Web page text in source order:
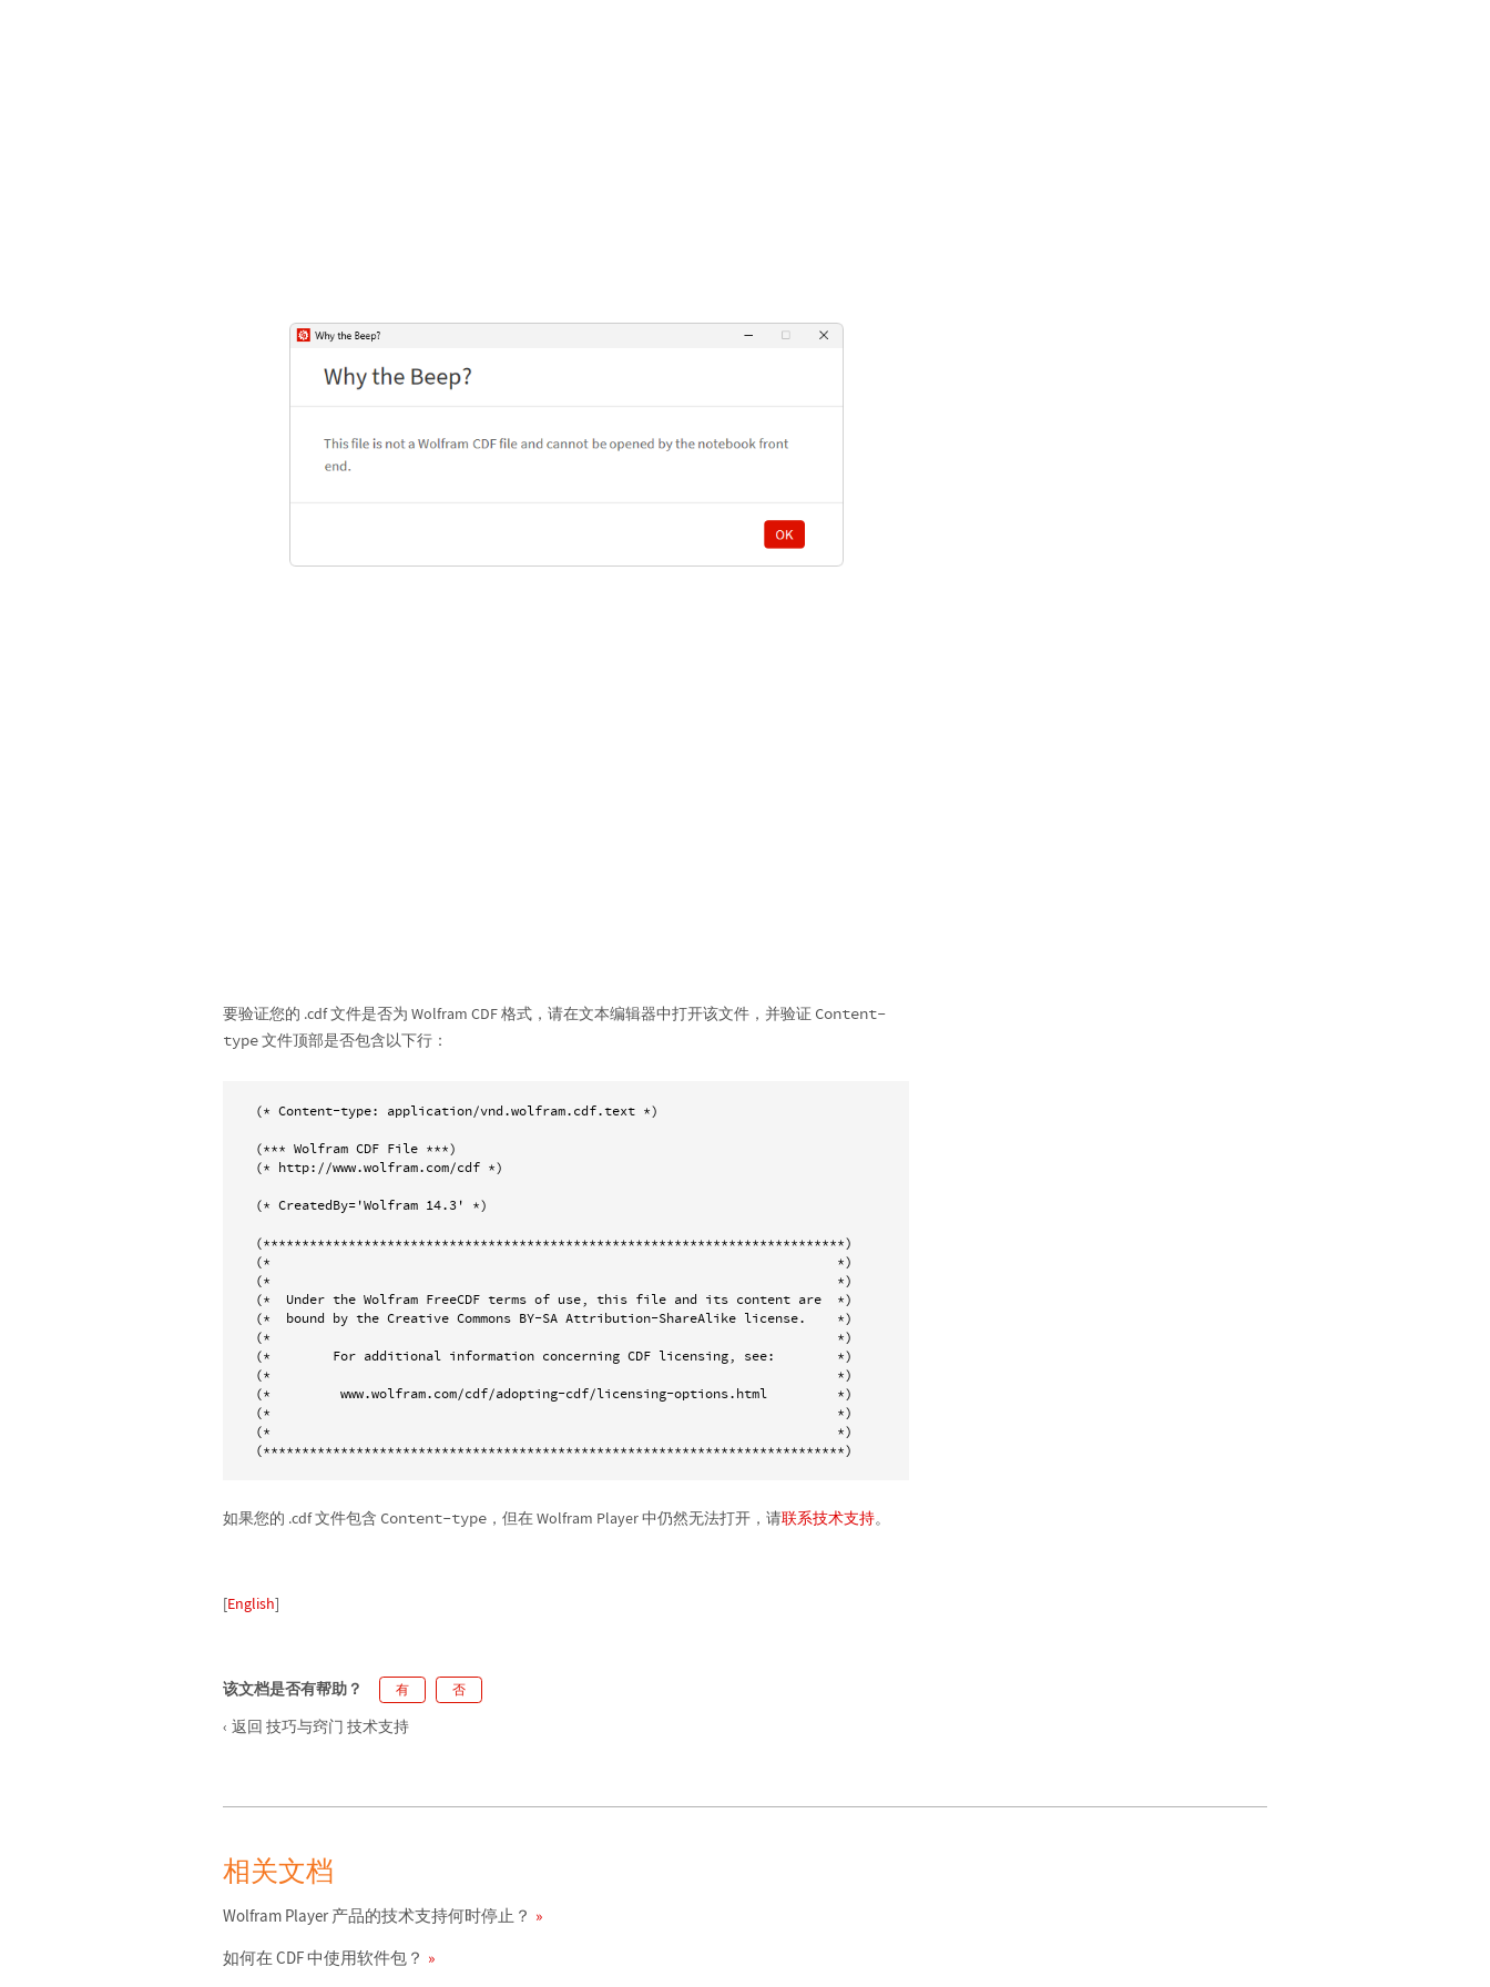
要验证您的 .cdf 文件是否为 Wolfram CDF 格式，请在文本编辑器中打开该文件，并验证 Content-
type文件顶部是否包含以下行：
(* Content-type: application/vnd.wolfram.cdf.text *)
(*** Wolfram CDF File ***)
(* http://www.wolfram.com/cdf *)
(* CreatedBy='Wolfram 14.3' *)
(***************************************************************************)
(*                                                                         *)
(*                                                                         *)
(*  Under the Wolfram FreeCDF terms of use, this file and its content are  *)
(*  bound by the Creative Commons BY-SA Attribution-ShareAlike license.    *)
(*                                                                         *)
(*        For additional information concerning CDF licensing, see:        *)
(*                                                                         *)
(*         www.wolfram.com/cdf/adopting-cdf/licensing-options.html         *)
(*                                                                         *)
(*                                                                         *)
(***************************************************************************)
如果您的 .cdf 文件包含 Content-type ，但在 Wolfram Player 中仍然无法打开，请联系技术支持。
[English]
该文档是否有帮助？ 有 否
返回 技巧与窍门 技术支持
相关文档
Wolfram Player 产品的技术支持何时停止？
如何在 CDF 中使用软件包？